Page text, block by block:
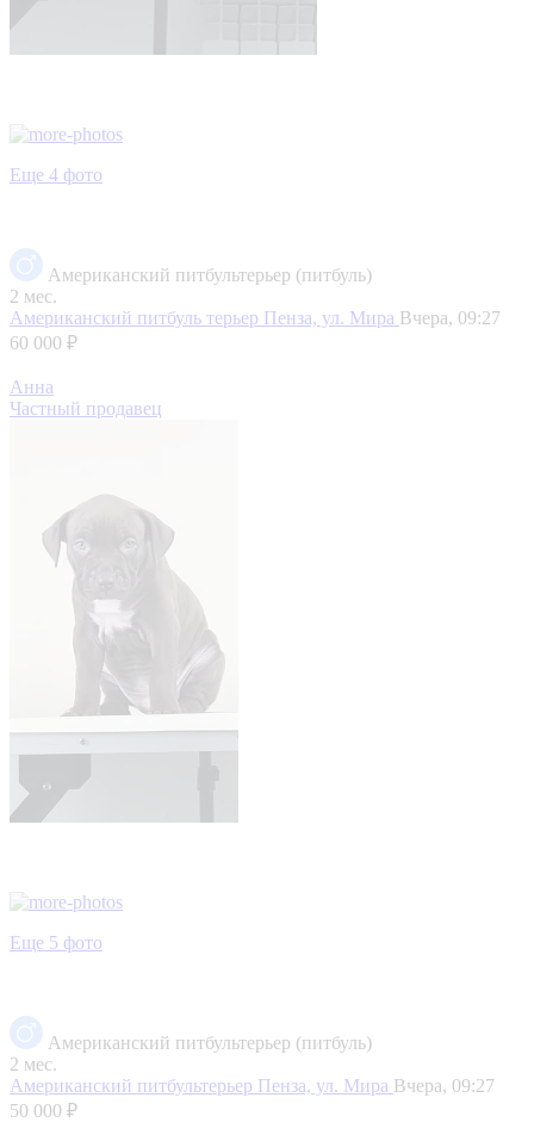
Еще 4 фото
Американский питбультерьер (питбуль)
2 мес.
Американский питбуль терьер Пенза, ул. Мира Вчера, 09:27
60 000 ₽
Анна
Частный продавец
Еще 5 фото
Американский питбультерьер (питбуль)
2 мес.
Американский питбультерьер Пенза, ул. Мира Вчера, 09:27
50 000 ₽